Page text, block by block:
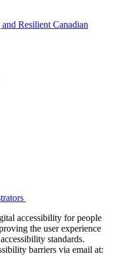
Resilient Canadian
accessibility for people
the user experience
standards.
barriers via email at: